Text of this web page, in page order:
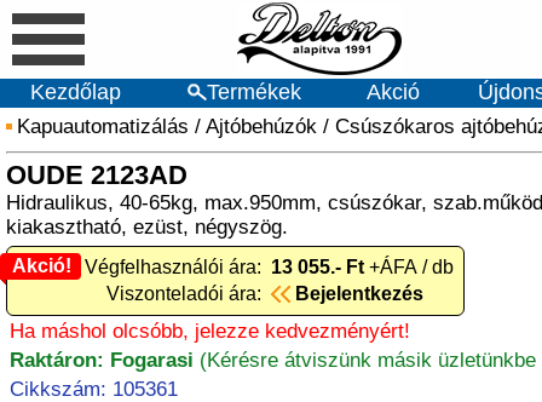
Kezdőlap Termékek Akció
Kapuautomatizálás / Ajtóbehúzók / Csúszókaros
OUDE 2123AD
Hidraulikus, 40-65kg, max.950mm, csúszókar,
kiakasztható, ezüst, négyszög.
Akció!
Akció! Végfelhasználói ára: 13 055.- Ft +ÁFA / db
Viszonteladói ára:
Bejelentkezés
Ha máshol olcsóbb, jelezze kedvezményért!
Raktáron: Fogarasi (Kérésre átviszünk másik üzletünkbe
Cikkszám: 105361